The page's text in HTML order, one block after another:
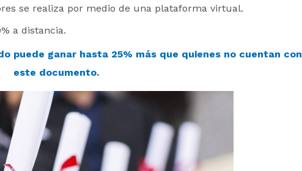
se realiza por medio de una plataforma virtual.
a distancia.
puede ganar hasta 25% más que quienes no cuentan con
este documento.